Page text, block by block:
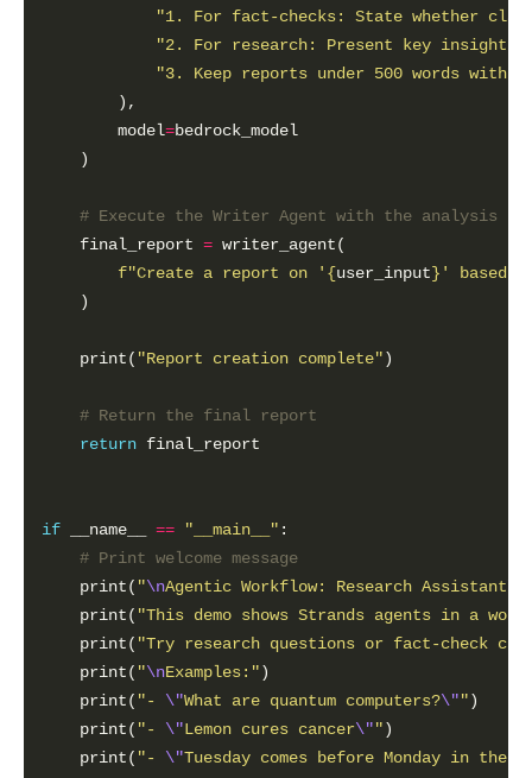
"1. For fact-checks: State whether
"2. For research: Present key
"3. Keep reports under 500 words with
        model
=
# Execute the Writer Agent with the analysis
    final_report
=
f"Create a report on ' {user_input} ' based
    print(
"Report creation complete"
# Return the final report
return
if __name__ == "__main__"
# Print welcome message
    print(
"\nAgentic Workflow: Research Assistant
    print(
"This demo shows Strands agents in a
    print(
"Try research questions or fact-check
    print(
"\nExamples:"
    print(
"- \"What are quantum computers?\""
    print(
"- \"Lemon cures cancer\""
    print(
"- \"Tuesday comes before Monday in the